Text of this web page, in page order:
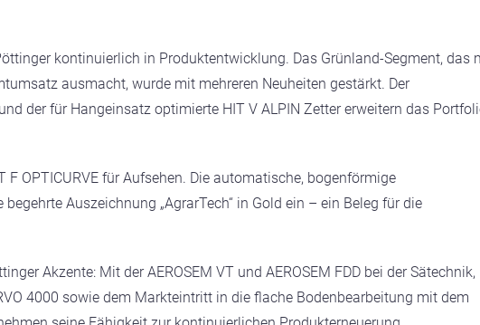
kontinuierlich in Produktentwicklung. Das Grünland-Segment, das
ausmacht, wurde mit mehreren Neuheiten gestärkt. Der
der für Hangeinsatz optimierte HIT V ALPIN Zetter erweitern das
F OPTICURVE für Aufsehen. Die automatische, bogenförmige
Auszeichnung „AgrarTech“ in Gold ein – ein Beleg für die
Akzente: Mit der AEROSEM VT und AEROSEM FDD bei der Sätechnik,
4000 sowie dem Markteintritt in die flache Bodenbearbeitung mit dem